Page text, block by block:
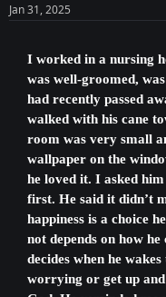
t
t
Jan 31, 2025
I worked in a nursing
was well-groomed,
had recently passed
walked with his cane
room was very small
wallpaper on the
he loved it. I asked
first. He said it didn’t
happiness is a choice
not depends on how
decides when he
worrying or get up